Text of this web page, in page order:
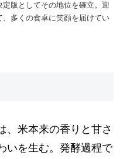
定版としてその地位を確立。迎
多くの食卓に笑顔を届けてい
米本来の香りと甘さ
いを生む。発酵過程で